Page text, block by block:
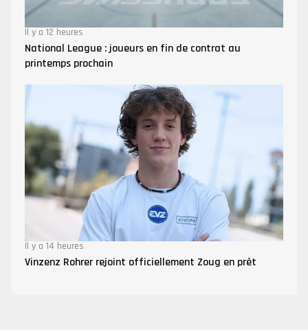
Il y a 12 heures
National League : joueurs en fin de contrat au
printemps prochain
Il y a 14 heures
Vinzenz Rohrer rejoint officiellement Zoug en prêt